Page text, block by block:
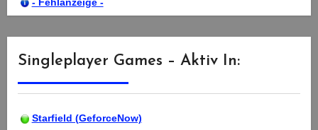
Singleplayer Games – Aktiv In:
Starfield (GeforceNow)